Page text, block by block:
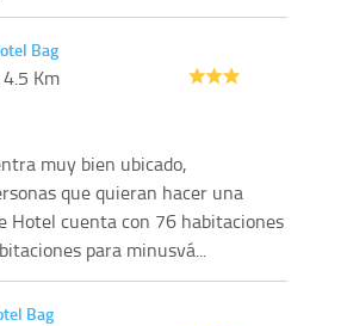
Bag
Km
muy bien ubicado,
que quieran hacer una
Hotel cuenta con 76 habitaciones
para minusvá...
Bag